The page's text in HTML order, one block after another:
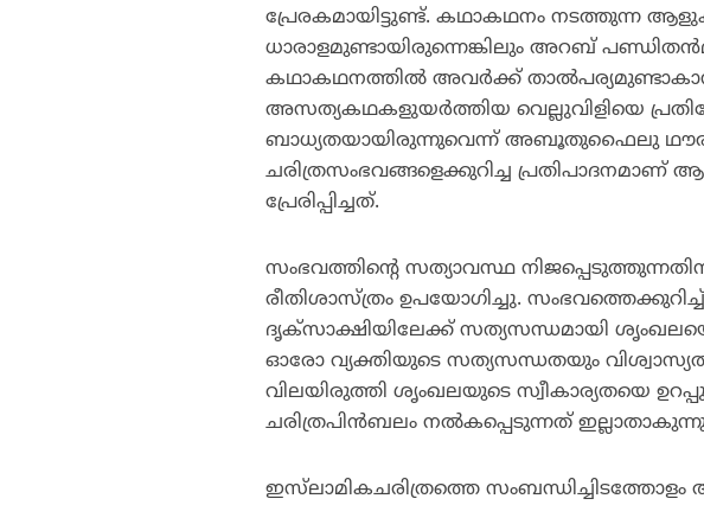
പ്രേരകമായിട്ടുണ്ട്. കഥാകഥനം നടത്തുന്ന
ധാരാളമുണ്ടായിരുന്നെങ്കിലും അറബ്
കഥാകഥനത്തില്‍ അവര്‍ക്ക്
അസത്യകഥകളുയര്‍ത്തിയ വെല്ലുവിളിയെ
ബാധ്യതയായിരുന്നുവെന്ന് അബൂതുഫൈലു ഥൗരി
ചരിത്രസംഭവങ്ങളെക്കുറിച്ച പ്രതിപാദനമാണ്
പ്രേരിപ്പിച്ചത്.
സംഭവത്തിന്റെ സത്യാവസ്ഥ
രീതിശാസ്ത്രം ഉപയോഗിച്ചു.
ദൃക്‌സാക്ഷിയിലേക്ക് സത്യസന്ധമായി
ഓരോ വ്യക്തിയുടെ സത്യസന്ധതയും
വിലയിരുത്തി ശൃംഖലയുടെ സ്വീകാര്യതയെ
ചരിത്രപിന്‍ബലം നല്‍കപ്പെടുന്നത്
ഇസ്‌ലാമികചരിത്രത്തെ സംബന്ധിച്ചിടത്തോളം